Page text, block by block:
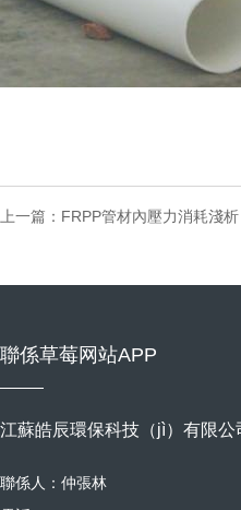
上一篇： FRPP管材內壓力消耗淺析
聯係草莓网站APP
江蘇皓辰環保科技（jì）有限公
聯係人：仲張林